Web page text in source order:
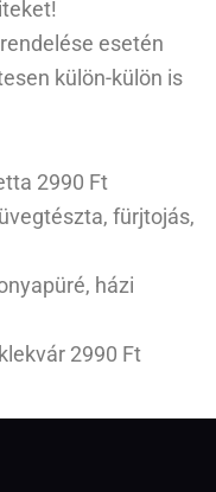
esetén
külön-külön is
2990 Ft
fürjtojás,
házi
2990 Ft